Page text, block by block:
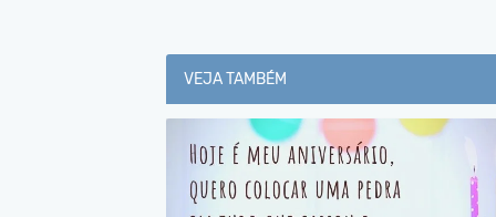
VEJA TAMBÉM